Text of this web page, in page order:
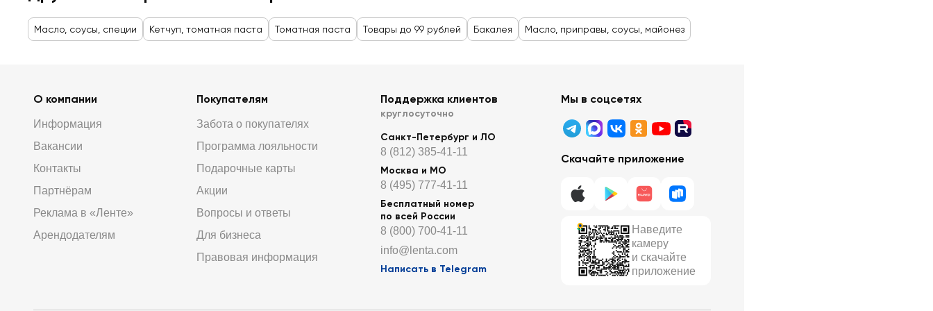
Масло, соусы, специи Кетчуп, томатная паста Томатная паста Товары до 99 рублей Бакалея Масло, приправы, соусы, майонез
О компании
Информация
Вакансии
Контакты
Партнёрам
Реклама в «Ленте»
Арендодателям
Покупателям
Забота о покупателях
Программа лояльности
Подарочные карты
Акции
Вопросы и ответы
Для бизнеса
Правовая информация
Поддержка клиентов
круглосуточно
Санкт-Петербург и ЛО
8 (812) 385-41-11
Москва и МО
8 (495) 777-41-11
Бесплатный номер
по всей России
8 (800) 700-41-11
info@lenta.com
Написать в Telegram
Мы в соцсетях
Скачайте приложение
Наведите
камеру
и скачайте
приложение